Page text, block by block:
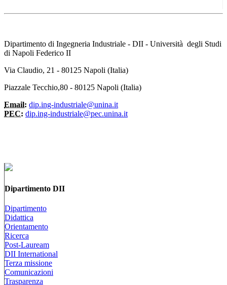
Dipartimento di Ingegneria Industriale - DII - Università degli Studi
di Napoli Federico II
Via Claudio, 21 - 80125 Napoli (Italia)
Piazzale Tecchio,80 - 80125 Napoli (Italia)
Email: dip.ing-industriale@unina.it
PEC: dip.ing-industriale@pec.unina.it
Dipartimento DII
Dipartimento
Didattica
Orientamento
Ricerca
Post-Lauream
DII International
Terza missione
Comunicazioni
Trasparenza